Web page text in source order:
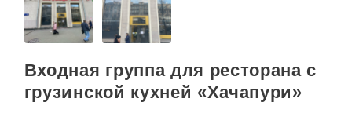
Входная группа для ресторана с
грузинской кухней «Хачапури»